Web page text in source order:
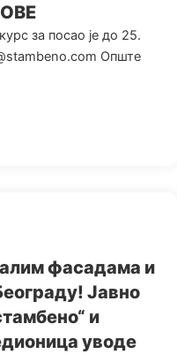
за посао је до 25.
Опште
фасадама и
Јавно
и
уводе